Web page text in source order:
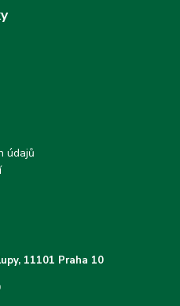
údajů
11101 Praha 10